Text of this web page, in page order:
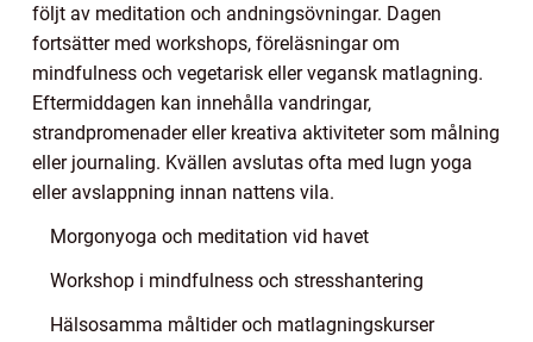
följt av meditation och andningsövningar. Dagen
fortsätter med workshops, föreläsningar om
mindfulness och vegetarisk eller vegansk matlagning.
Eftermiddagen kan innehålla vandringar,
strandpromenader eller kreativa aktiviteter som målning
eller journaling. Kvällen avslutas ofta med lugn yoga
eller avslappning innan nattens vila.
Morgonyoga och meditation vid havet
Workshop i mindfulness och stresshantering
Hälsosamma måltider och matlagningskurser